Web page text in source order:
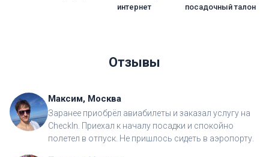
интернет
посадочный талон
Отзывы
Максим, Москва
Заранее приобрёл авиабилеты и заказал услугу на
CheckIn. Приехал к началу посадки и спокойно
полетел в отпуск. Не пришлось сидеть в аэропорту.